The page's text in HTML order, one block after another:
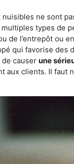
ne sont
types de
de l’entrepôt
qui favorise
causer une
clients. Il faut